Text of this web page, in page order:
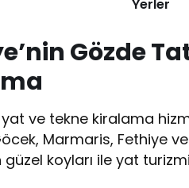
Yerler
Gözde
yat ve tekne kiralama
Marmaris, Fethiye
koyları ile yat